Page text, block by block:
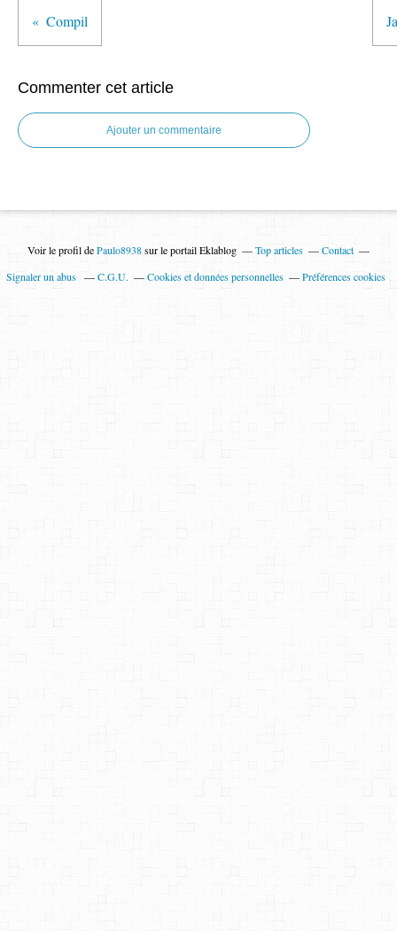
Compil
Commenter cet article
Ajouter un commentaire
Voir le profil dePaulo8938sur le portail Eklablog Top articles
Contact
Signaler un abus
C.G.U. Cookies et données personnelles Préférences cookies